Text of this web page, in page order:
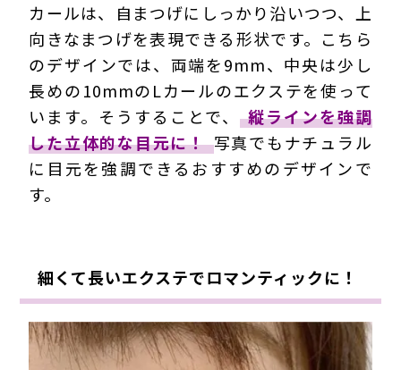
カールは、自まつげにしっかり沿いつつ、上
向きなまつげを表現できる形状です。こちら
のデザインでは、両端を9mm、中央は少し
長めの10mmのLカールのエクステを使って
います。そうすることで、
縦ラインを強調
した立体的な目元に！ 写真でもナチュラル
に目元を強調できるおすすめのデザインで
す。
細くて長いエクステでロマンティックに！